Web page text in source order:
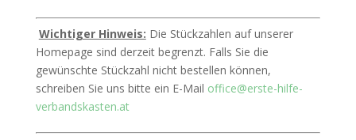
Wichtiger Hinweis: Die Stückzahlen auf unserer
Homepage sind derzeit begrenzt. Falls Sie die
gewünschte Stückzahl nicht bestellen können,
schreiben Sie uns bitte ein E-Mail office@erste-hilfe-
verbandskasten.at